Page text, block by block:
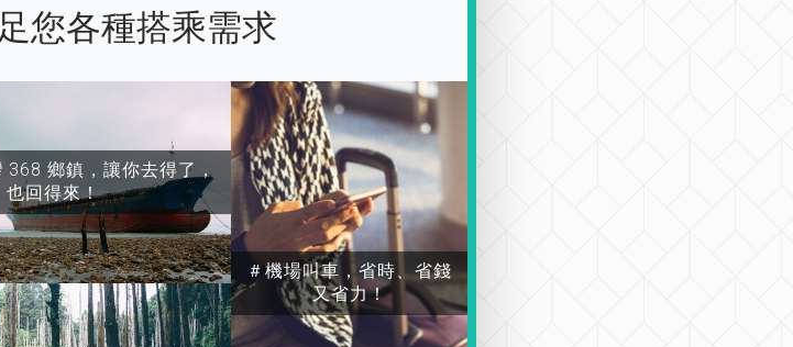
您各種搭乘需求
368 鄉鎮，讓你去得了，
也回得來！
＃機場叫車，省時、省錢
又省力！